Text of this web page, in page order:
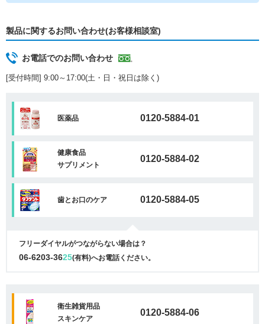
製品に関するお問い合わせ(お客様相談室)
お電話でのお問い合わせ
[受付時間] 9:00～17:00(土・日・祝日は除く)
医薬品 0120-5884-01
健康食品
サプリメント
0120-5884-02
歯とお口のケア 0120-5884-05
フリーダイヤルがつながらない場合は？
06-6203-3625(有料)へお電話ください。
衛生雑貨用品
スキンケア
0120-5884-06